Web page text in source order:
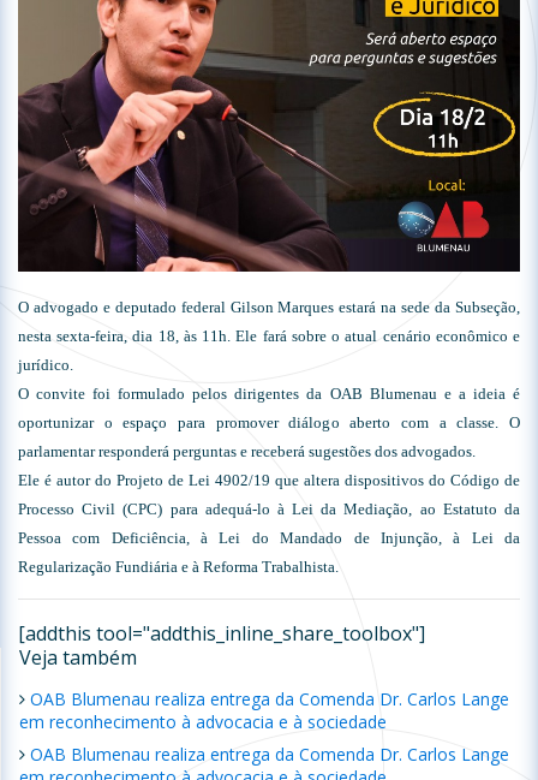
O advogado e deputado federal Gilson Marques estará na sede da Subseção,
nesta sexta-feira, dia 18, às 11h. Ele fará sobre o atual cenário econômico e
jurídico.
O convite foi formulado pelos dirigentes da OAB Blumenau e a ideia é
oportunizar o espaço para promover diálogo aberto com a classe. O
parlamentar responderá perguntas e receberá sugestões dos advogados.
Ele é autor do Projeto de Lei 4902/19 que altera dispositivos do Código de
Processo Civil (CPC) para adequá-lo à Lei da Mediação, ao Estatuto da
Pessoa com Deficiência, à Lei do Mandado de Injunção, à Lei da
Regularização Fundiária e à Reforma Trabalhista.
[addthis tool="addthis_inline_share_toolbox"]
Veja também
OAB Blumenau realiza entrega da Comenda Dr. Carlos Lange
em reconhecimento à advocacia e à sociedade
OAB Blumenau realiza entrega da Comenda Dr. Carlos Lange